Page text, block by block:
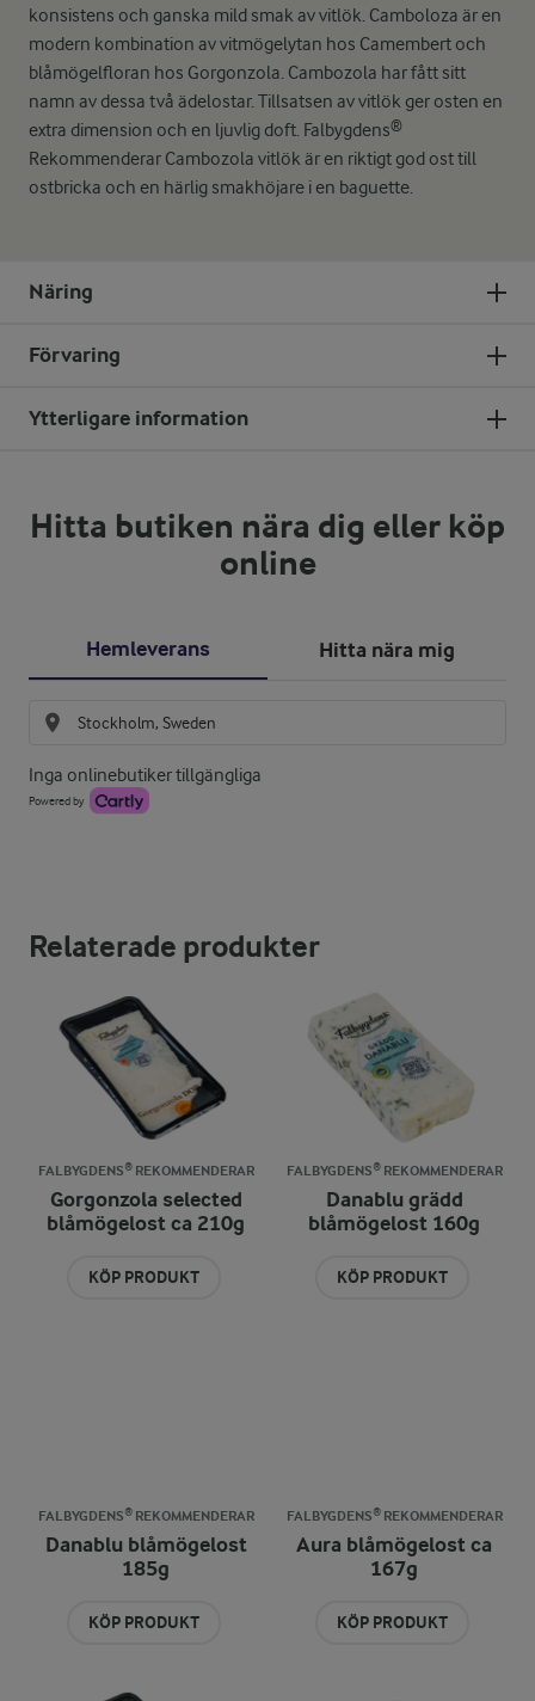
konsistens och ganska mild smak av vitlök. Camboloza är en
modern kombination av vitmögelytan hos Camembert och
blåmögelfloran hos Gorgonzola. Cambozola har fått sitt
namn av dessa två ädelostar. Tillsatsen av vitlök ger osten en
extra dimension och en ljuvlig doft. Falbygdens®
Rekommenderar Cambozola vitlök är en riktigt god ost till
ostbricka och en härlig smakhöjare i en baguette.
Näring
Förvaring
Ytterligare information
Hitta butiken nära dig eller köp
online
Hemleverans Hitta nära mig
Inga onlinebutiker tillgängliga
Powered by
Relaterade produkter
FALBYGDENS® REKOMMENDERAR
Gorgonzola selected
blåmögelost ca 210g
KÖP PRODUKT
FALBYGDENS® REKOMMENDERAR
Danablu grädd
blåmögelost 160g
KÖP PRODUKT
FALBYGDENS® REKOMMENDERAR
Danablu blåmögelost
185g
KÖP PRODUKT
FALBYGDENS® REKOMMENDERAR
Aura blåmögelost ca
167g
KÖP PRODUKT